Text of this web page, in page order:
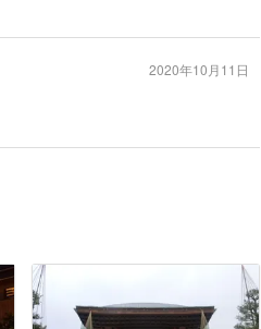
2020年10月11日